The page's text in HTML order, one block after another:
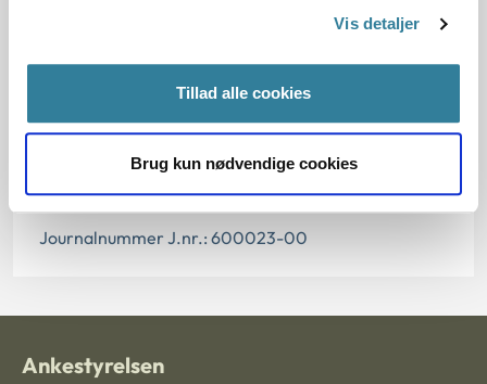
Vis detaljer
Tillad alle cookies
Brug kun nødvendige cookies
Denne principafgørelse er kasseret den 2. juli 2019,
da der er kommet nye regler på området.
Paragraf
§ 14 § 15
Journalnummer J.nr.: 600023-00
Ankestyrelsen